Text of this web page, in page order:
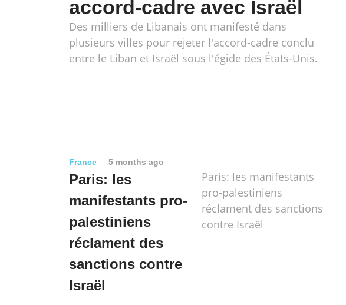
accord-cadre avec Israël
Des milliers de Libanais ont manifesté dans
plusieurs villes pour rejeter l'accord-cadre conclu
entre le Liban et Israël sous l'égide des États-Unis.
France 5 months ago
Paris: les
manifestants pro-
palestiniens
réclament des
sanctions contre
Israël
Paris: les manifestants
pro-palestiniens
réclament des sanctions
contre Israël